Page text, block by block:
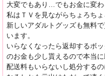
大変でもあり…でもお金に変わ
私はＴＶを見ながらちょろちょ
新しいアダルトグッズも無料
います。
いらなくなったら返却するボ
のお金も少し貰えるので本当に
配送料もいらないし処分する